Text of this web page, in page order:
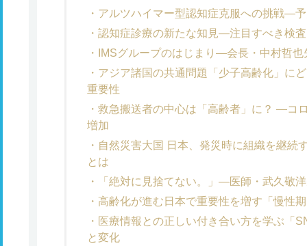
アルツハイマー型認知症克服への挑戦―
認知症診療の新たな知見―注目すべき検
IMSグループのはじまり―会長・中村哲
アジア諸国の共通問題「少子高齢化」に
重要性
救急搬送者の中心は「高齢者」に？ ―コ
増加
自然災害大国 日本、発災時に組織を継続
とは
「絶対に見捨てない。」―医師・武久敬
高齢化が進む日本で重要性を増す「慢性
医療情報との正しい付き合い方を学ぶ「
と変化